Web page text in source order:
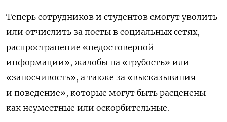
Теперь сотрудников и студентов смогут уволить
или отчислить за посты в социальных сетях,
распространение «недостоверной
информации», жалобы на «грубость» или
«заносчивость», а также за «высказывания
и поведение», которые могут быть расценены
как неуместные или оскорбительные.